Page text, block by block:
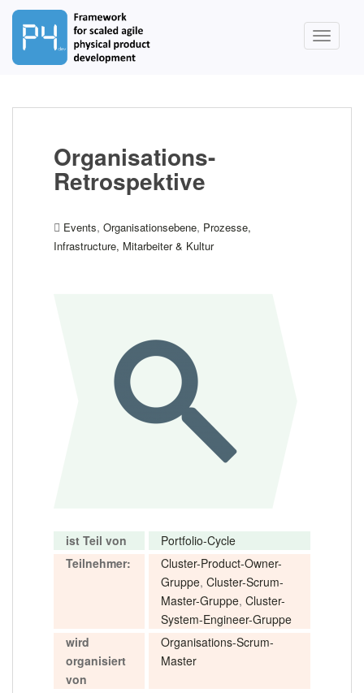
Organisations-
Retrospektive
Events, Organisationsebene, Prozesse,
Infrastructure, Mitarbeiter & Kultur
ist Teil von
Portfolio-Cycle
Teilnehmer:
Cluster-Product-Owner-
Gruppe, Cluster-Scrum-
Master-Gruppe, Cluster-
System-Engineer-Gruppe
wird
organisiert
von
Organisations-Scrum-
Master